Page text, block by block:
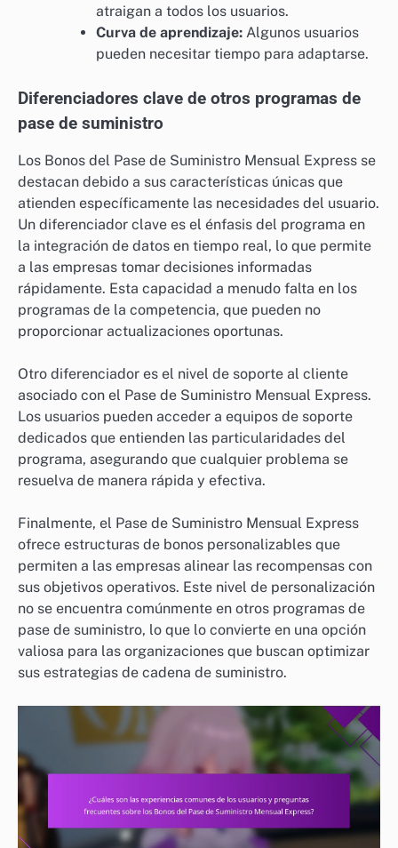
atraigan a todos los usuarios.
Curva de aprendizaje: Algunos usuarios
pueden necesitar tiempo para adaptarse.
Diferenciadores clave de otros programas de
pase de suministro
Los Bonos del Pase de Suministro Mensual Express se
destacan debido a sus características únicas que
atienden específicamente las necesidades del usuario.
Un diferenciador clave es el énfasis del programa en
la integración de datos en tiempo real, lo que permite
a las empresas tomar decisiones informadas
rápidamente. Esta capacidad a menudo falta en los
programas de la competencia, que pueden no
proporcionar actualizaciones oportunas.
Otro diferenciador es el nivel de soporte al cliente
asociado con el Pase de Suministro Mensual Express.
Los usuarios pueden acceder a equipos de soporte
dedicados que entienden las particularidades del
programa, asegurando que cualquier problema se
resuelva de manera rápida y efectiva.
Finalmente, el Pase de Suministro Mensual Express
ofrece estructuras de bonos personalizables que
permiten a las empresas alinear las recompensas con
sus objetivos operativos. Este nivel de personalización
no se encuentra comúnmente en otros programas de
pase de suministro, lo que lo convierte en una opción
valiosa para las organizaciones que buscan optimizar
sus estrategias de cadena de suministro.